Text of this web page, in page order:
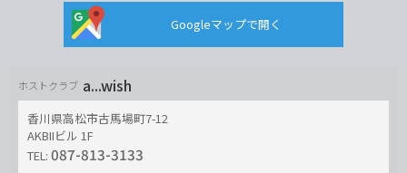
Googleマップで開く
ホストクラブ a...wish
香川県高松市古馬場町7-12
AKBIIビル 1F
TEL: 087-813-3133